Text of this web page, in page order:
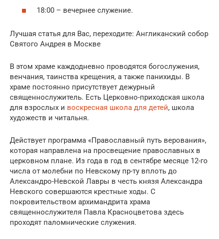
18:00 – вечернее служение.
Лучшая статья для Вас, переходите: Англиканский собор
Святого Андрея в Москве
В этом храме каждодневно проводятся богослужения,
венчания, таинства крещения, а также панихиды. В
храме постоянно присутствует дежурный
священнослужитель. Есть Церковно-приходская школа
для взрослых и воскресная школа для детей, школа
художеств и читальня.
Действует программа «Православный путь верования»,
которая направлена на просвещение православных в
церковном плане. Из года в год в сентябре месяце 12-го
числа от молебни по Невскому пр-ту вплоть до
Александро-Невской Лавры в честь князя Александра
Невского совершаются крестные ходы. С
покровительством архимандрита храма
священнослужителя Павла Красноцветова здесь
проходят паломнические служения.